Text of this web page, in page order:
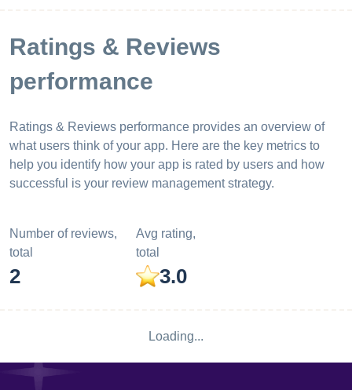
Ratings & Reviews
performance
Ratings & Reviews performance provides an overview of
what users think of your app. Here are the key metrics to
help you identify how your app is rated by users and how
successful is your review management strategy.
Number of reviews,
total
2
Avg rating,
total
3.0
Loading...